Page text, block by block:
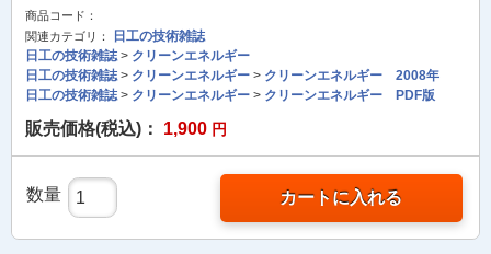
商品コード：
関連カテゴリ：
日工の技術雑誌
日工の技術雑誌> クリーンエネルギー
日工の技術雑誌> クリーンエネルギー > クリーンエネルギー 2008年
日工の技術雑誌> クリーンエネルギー > クリーンエネルギー PDF版
販売価格(税込)： 1,900 円
数量 カートに入れる